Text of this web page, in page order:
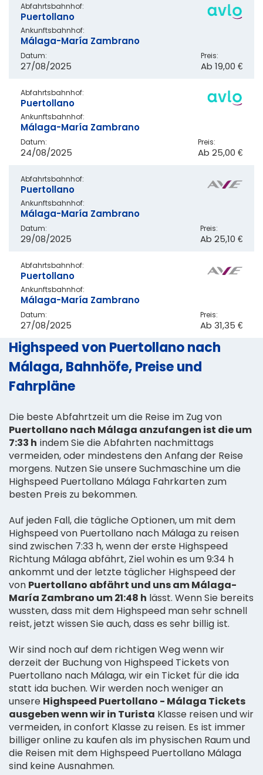
Abfahrtsbahnhof:
Puertollano
Ankunftsbahnhof:
Málaga-María Zambrano
Datum:
27/08/2025
Preis:
Ab 19,00 €
Abfahrtsbahnhof:
Puertollano
Ankunftsbahnhof:
Málaga-María Zambrano
Datum:
24/08/2025
Preis:
Ab 25,00 €
Abfahrtsbahnhof:
Puertollano
Ankunftsbahnhof:
Málaga-María Zambrano
Datum:
29/08/2025
Preis:
Ab 25,10 €
Abfahrtsbahnhof:
Puertollano
Ankunftsbahnhof:
Málaga-María Zambrano
Datum:
27/08/2025
Preis:
Ab 31,35 €
Highspeed von Puertollano nach
Málaga, Bahnhöfe, Preise und
Fahrpläne
Die beste Abfahrtzeit um die Reise im Zug von
Puertollano nach Málaga anzufangen ist die um
7:33 h indem Sie die Abfahrten nachmittags
vermeiden, oder mindestens den Anfang der Reise
morgens. Nutzen Sie unsere Suchmaschine um die
Highspeed Puertollano Málaga Fahrkarten zum
besten Preis zu bekommen.
Auf jeden Fall, die tägliche Optionen, um mit dem
Highspeed von Puertollano nach Málaga zu reisen
sind zwischen 7:33 h, wenn der erste Highspeed
Richtung Málaga abfährt, Ziel wohin es um 9:34 h
ankommt und der letzte täglicher Highspeed der
von Puertollano abfährt und uns am Málaga-
María Zambrano um 21:48 h lässt. Wenn Sie bereits
wussten, dass mit dem Highspeed man sehr schnell
reist, jetzt wissen Sie auch, dass es sehr billig ist.
Wir sind noch auf dem richtigen Weg wenn wir
derzeit der Buchung von Highspeed Tickets von
Puertollano nach Málaga, wir ein Ticket für die ida
statt ida buchen. Wir werden noch weniger an
unsere Highspeed Puertollano - Málaga Tickets
ausgeben wenn wir in Turista Klasse reisen und wir
vermeiden, in confort Klasse zu reisen. Es ist immer
billiger online zu kaufen als im physischen Raum und
die Reisen mit dem Highspeed Puertollano Málaga
sind keine Ausnahmen.